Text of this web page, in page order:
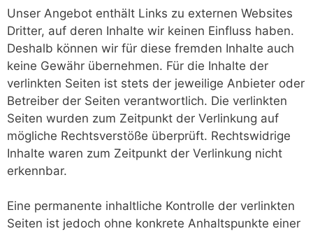
Unser Angebot enthält Links zu externen Websites
Dritter, auf deren Inhalte wir keinen Einfluss haben.
Deshalb können wir für diese fremden Inhalte auch
keine Gewähr übernehmen. Für die Inhalte der
verlinkten Seiten ist stets der jeweilige Anbieter oder
Betreiber der Seiten verantwortlich. Die verlinkten
Seiten wurden zum Zeitpunkt der Verlinkung auf
mögliche Rechtsverstöße überprüft. Rechtswidrige
Inhalte waren zum Zeitpunkt der Verlinkung nicht
erkennbar.
Eine permanente inhaltliche Kontrolle der verlinkten
Seiten ist jedoch ohne konkrete Anhaltspunkte einer